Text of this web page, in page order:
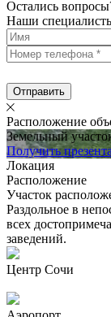
Остались
Наши
Отправить
Расположение
Земельный
Получить
Локация
Расположение
Участок
Раздольное в
всех
заведений.
Центр Сочи